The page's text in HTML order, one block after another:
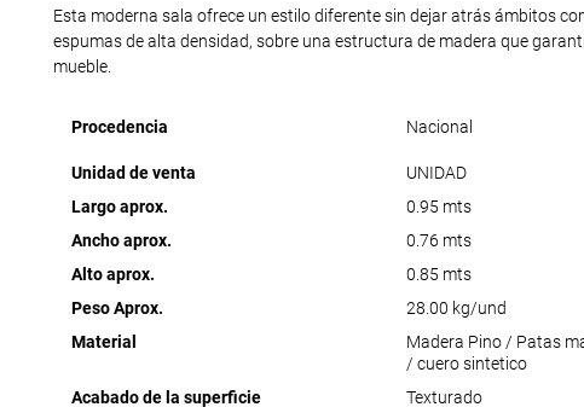
Esta moderna sala ofrece un estilo diferente sin dejar atrás ámbitos
espumas de alta densidad, sobre una estructura de madera que
mueble.
Procedencia Nacional
Unidad de venta
UNIDAD
Largo aprox.
0.95 mts
Ancho aprox.
0.76 mts
Alto aprox.
0.85 mts
Peso Aprox.
28.00 kg/und
Material
Madera Pino / Patas
/ cuero sintetico
Acabado de la superficie
Texturado